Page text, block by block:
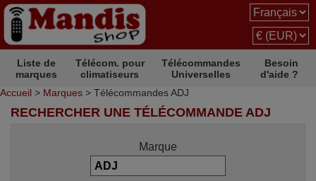
Liste de
marques
Télécom. pour
climatiseurs
Télécommandes
Universelles
Besoin
d'aide ?
Accueil > Marques > Télécommandes ADJ
RECHERCHER UNE TÉLÉCOMMANDE ADJ
Marque